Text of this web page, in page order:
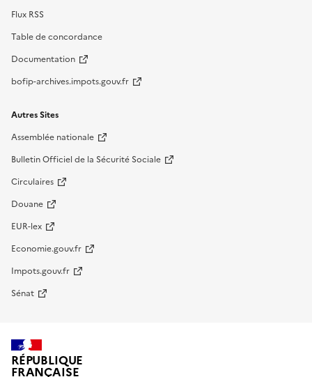
Flux RSS
Table de concordance
Documentation
bofip-archives.impots.gouv.fr
Autres Sites
Assemblée nationale
Bulletin Officiel de la Sécurité Sociale
Circulaires
Douane
EUR-lex
Economie.gouv.fr
Impots.gouv.fr
Sénat
RÉPUBLIQUE
FRANÇAISE